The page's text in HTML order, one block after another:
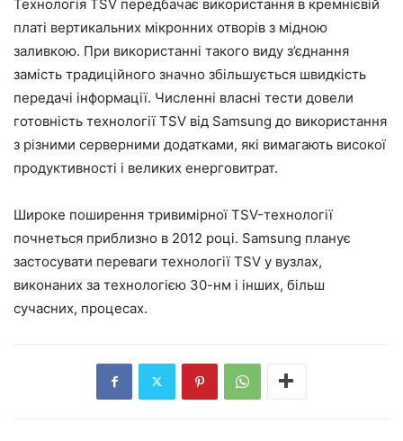
Технологія TSV передбачає використання в кремнієвій
платі вертикальних мікронних отворів з мідною
заливкою. При використанні такого виду з’єднання
замість традиційного значно збільшується швидкість
передачі інформації. Численні власні тести довели
готовність технології TSV від Samsung до використання
з різними серверними додатками, які вимагають високої
продуктивності і великих енерговитрат.
Широке поширення тривимірної TSV-технології
почнеться приблизно в 2012 році. Samsung планує
застосувати переваги технології TSV у вузлах,
виконаних за технологією 30-нм і інших, більш
сучасних, процесах.